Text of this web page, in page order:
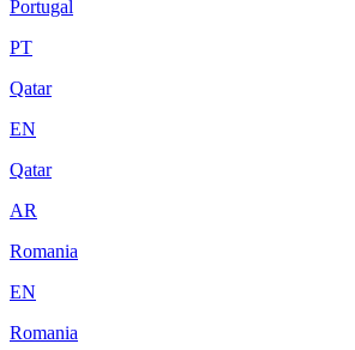
Portugal
PT
Qatar
EN
Qatar
AR
Romania
EN
Romania